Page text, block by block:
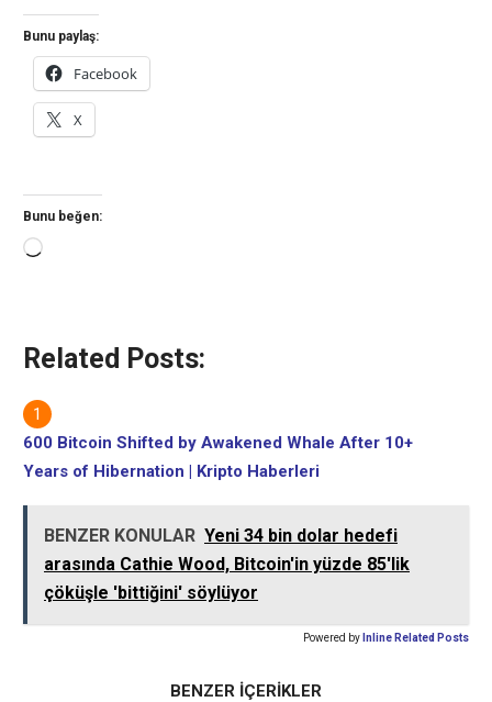
Bunu paylaş:
Facebook
X
Bunu beğen:
Yükleniyor...
Related Posts:
600 Bitcoin Shifted by Awakened Whale After 10+
Years of Hibernation | Kripto Haberleri
BENZER KONULAR Yeni 34 bin dolar hedefi
arasında Cathie Wood, Bitcoin'in yüzde 85'lik
çöküşle 'bittiğini' söylüyor
Powered by Inline Related Posts
BENZER İÇERİKLER